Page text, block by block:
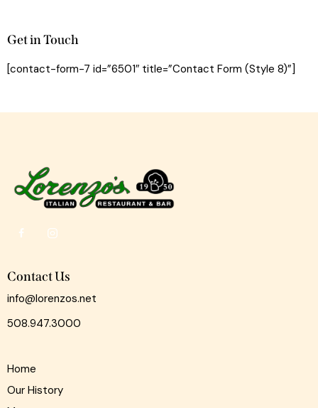
Get in Touch
[contact-form-7 id=”6501″ title=”Contact Form (Style 8)”]
Contact Us
info@lorenzos.net
508.947.3000
Home
Our History